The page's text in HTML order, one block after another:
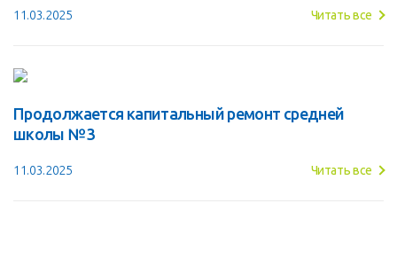
11.03.2025 Читать все
Продолжается капитальный ремонт средней
школы №3
11.03.2025 Читать все